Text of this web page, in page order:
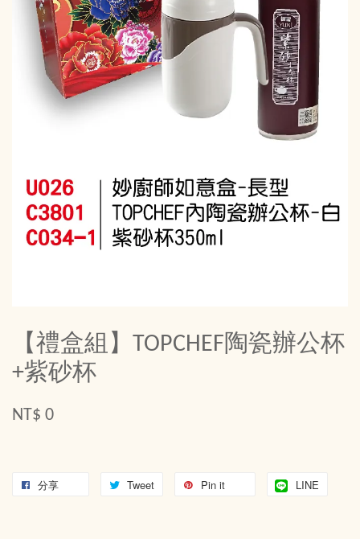
【禮盒組】TOPCHEF陶瓷辦公杯
+紫砂杯
NT$ 0
分享 Tweet Pin it LINE